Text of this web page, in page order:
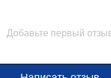
Добавьте первый